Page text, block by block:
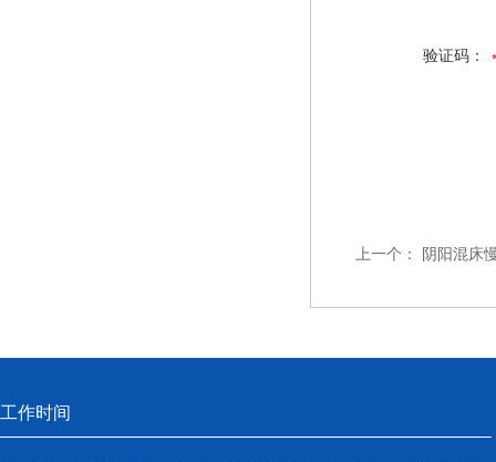
验证码：
上一个： 阴阳混床
工作时间